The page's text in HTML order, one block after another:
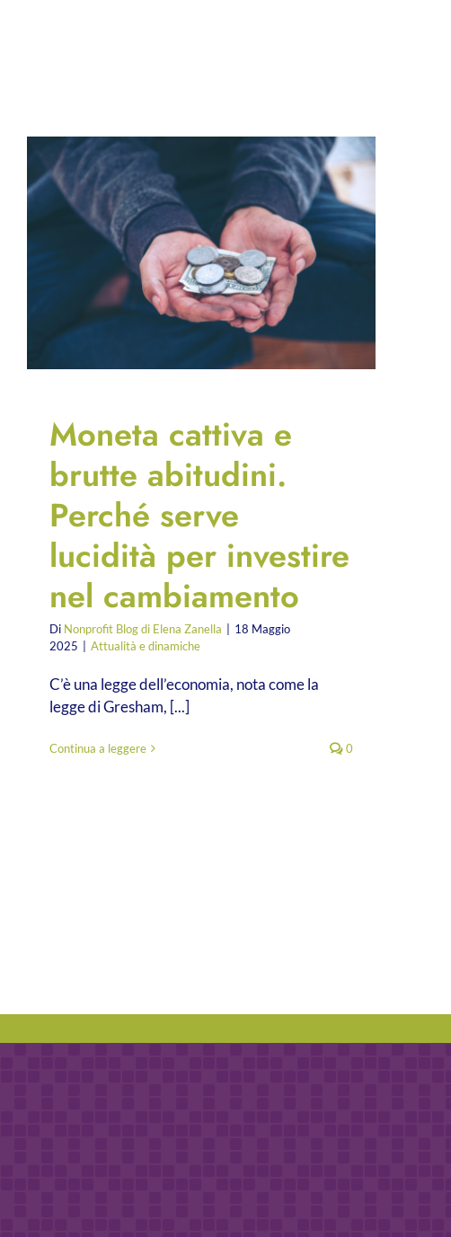
Moneta cattiva e
brutte abitudini.
Perché serve
lucidità per investire
nel cambiamento
Di Nonprofit Blog di Elena Zanella | 18 Maggio
2025 | Attualità e dinamiche
C’è una legge dell’economia, nota come la
legge di Gresham, [...]
Continua a leggere 0